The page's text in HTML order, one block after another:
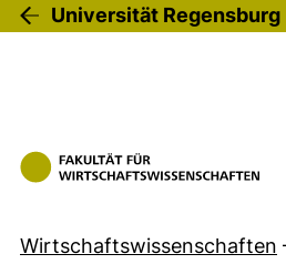
Universität Regensburg
Wirtschaftswissenschaften